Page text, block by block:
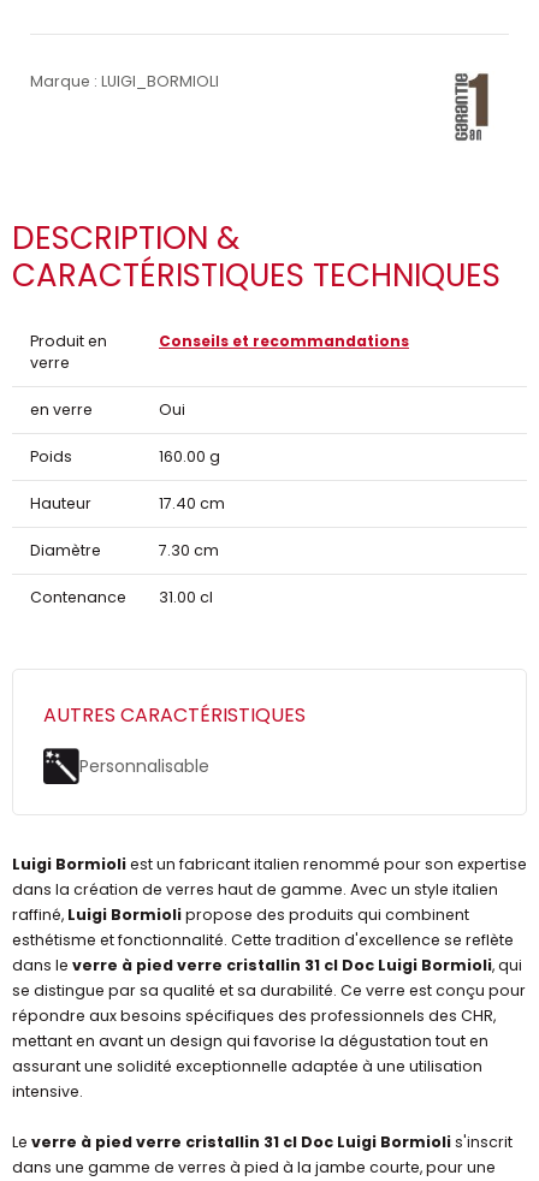
Marque : LUIGI_BORMIOLI
DESCRIPTION &
CARACTÉRISTIQUES TECHNIQUES
Produit en
verre
Conseils et recommandations
en verre Oui
Poids 160.00 g
Hauteur 17.40 cm
Diamètre 7.30 cm
Contenance 31.00 cl
AUTRES CARACTÉRISTIQUES
Personnalisable
Luigi Bormioliest un fabricant italien renommé pour son expertise
dans la création de verres haut de gamme. Avec un style italien
raffiné, Luigi Bormiolipropose des produits qui combinent
esthétisme et fonctionnalité. Cette tradition d'excellence se reflète
dans le verre à pied verre cristallin 31 cl Doc Luigi Bormioli, qui
se distingue par sa qualité et sa durabilité. Ce verre est conçu pour
répondre aux besoins spécifiques des professionnels des CHR,
mettant en avant un design qui favorise la dégustation tout en
assurant une solidité exceptionnelle adaptée à une utilisation
intensive.
Le verre à pied verre cristallin 31 cl Doc Luigi Bormiolis'inscrit
dans une gamme de verres à pied à la jambe courte, pour une